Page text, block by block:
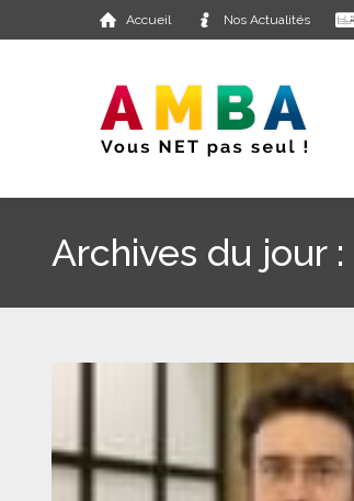
Accueil Nos Actualités
Archives du jour :